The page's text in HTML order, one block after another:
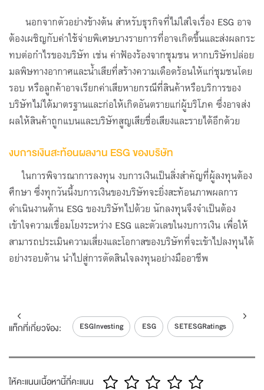
นอกจากตัวอย่างข้างต้น สำหรับธุรกิจที่ไม่ใส่ใจเรื่อง ESG อาจ
ต้องเผชิญกับค่าใช้จ่ายพิเศษบางรายการที่อาจเกิดขึ้นและส่งผลกระ
ทบต่อกำไรของบริษัท เช่น ค่าฟ้องร้องจากชุมชน หากบริษัทปล่อย
มลพิษทางอากาศและน้ำเสียที่สร้างความเดือดร้อนให้แก่ชุมชนโดย
รอบ หรือลูกค้าอาจเรียกค่าเสียหายกรณีที่สินค้าหรือบริการของ
บริษัทไม่ได้มาตรฐานและก่อให้เกิดอันตรายแก่ผู้บริโภค ซึ่งอาจส่ง
ผลให้สินค้าถูกแบนและบริษัทสูญเสียชื่อเสียงและรายได้อีกด้วย
งบการเงินสะท้อนผลงาน ESG ของบริษัท
ในการพิจารณาการลงทุน งบการเงินเป็นสิ่งสำคัญที่ผู้ลงทุนต้อง
ศึกษา ซึ่งทุกวันนี้งบการเงินของบริษัทจะยิ่งสะท้อนภาพผลการ
ดำเนินงานด้าน ESG ของบริษัทไปด้วย นักลงทุนจึงจำเป็นต้อง
เข้าใจความเชื่อมโยงระหว่าง ESG และตัวเลขในงบการเงิน เพื่อให้
สามารถประเมินความเสี่ยงและโอกาสของบริษัทที่จะเข้าไปลงทุนได้
อย่างรอบด้าน นำไปสู่การตัดสินใจลงทุนอย่างมืออาชีพ
แท็กที่เกี่ยวข้อง: ESGInvesting ESG SETESGRatings
ให้คะแนนเนื้อหานี้กี่คะแนน